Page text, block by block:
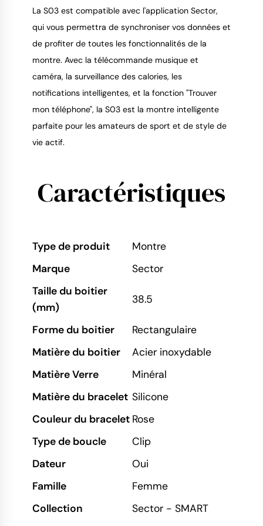
La S03 est compatible avec l'application Sector,
qui vous permettra de synchroniser vos données et
de profiter de toutes les fonctionnalités de la
montre. Avec la télécommande musique et
caméra, la surveillance des calories, les
notifications intelligentes, et la fonction "Trouver
mon téléphone", la S03 est la montre intelligente
parfaite pour les amateurs de sport et de style de
vie actif.
Caractéristiques
Type de produit
Montre
Marque
Sector
Taille du boitier
(mm)
38.5
Forme du boitier
Rectangulaire
Matière du boitier
Acier inoxydable
Matière Verre
Minéral
Matière du bracelet Silicone
Couleur du bracelet Rose
Type de boucle
Clip
Dateur
Oui
Famille
Femme
Collection
Sector - SMART